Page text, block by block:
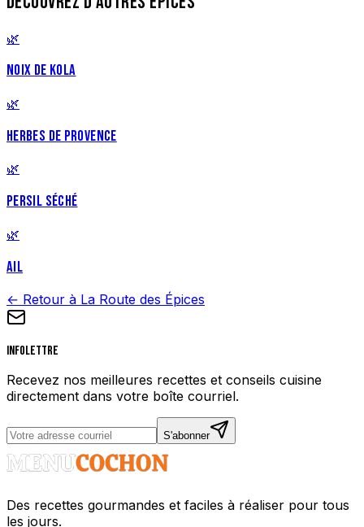
🌿
NOIX DE KOLA
🌿
HERBES DE PROVENCE
🌿
PERSIL SÉCHÉ
🌿
AIL
← Retour à La Route des Épices
Infolettre
Recevez nos meilleures recettes et conseils cuisine
directement dans votre boîte courriel.
S'abonner
Des recettes gourmandes et faciles à réaliser pour tous
les jours.